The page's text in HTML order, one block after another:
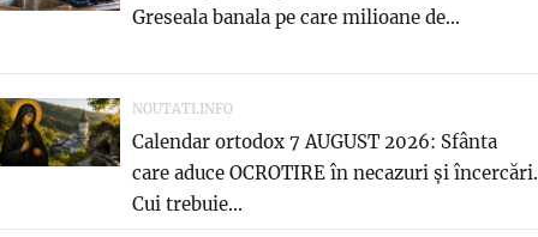
Greseala banala pe care milioane de...
NOUTATI.INFO
Calendar ortodox 7 AUGUST 2026: Sfânta
care aduce OCROTIRE în necazuri și încercări.
Cui trebuie...